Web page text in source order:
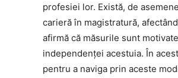
profesiei lor. Există, de
carieră în magistratură,
afirmă că măsurile sunt
independenței acestuia. În
pentru a naviga prin aceste